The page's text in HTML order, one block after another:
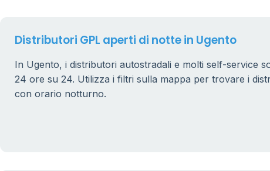
Distributori GPL aperti di notte in Ugento
In Ugento, i distributori autostradali e molti self-service
24 ore su 24. Utilizza i filtri sulla mappa per trovare i
con orario notturno.